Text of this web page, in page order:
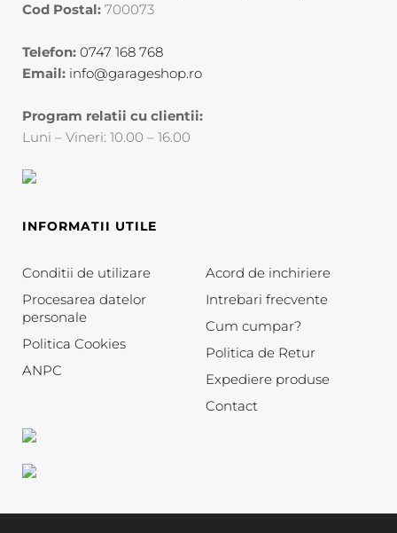
Cod Postal: 700073
Telefon: 0747 168 768
Email: info@garageshop.ro
Program relatii cu clientii:
Luni – Vineri: 10.00 – 16.00
INFORMATII UTILE
Conditii de utilizare
Procesarea datelor
personale
Politica Cookies
ANPC
Acord de inchiriere
Intrebari frecvente
Cum cumpar?
Politica de Retur
Expediere produse
Contact